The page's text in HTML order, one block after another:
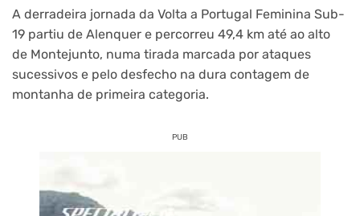
A derradeira jornada da Volta a Portugal Feminina Sub-
19 partiu de Alenquer e percorreu 49,4 km até ao alto
de Montejunto, numa tirada marcada por ataques
sucessivos e pelo desfecho na dura contagem de
montanha de primeira categoria.
PUB